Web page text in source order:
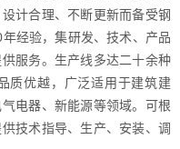
计合理、不断更新而备受钢
经验，集研发、技术、产品
服务。生产线多达二十余种
质优越，广泛适用于建筑建
电器、新能源等领域。可根
技术指导、生产、安装、调